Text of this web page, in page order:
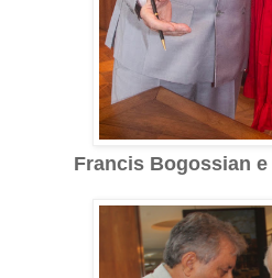
Francis Bogossian e